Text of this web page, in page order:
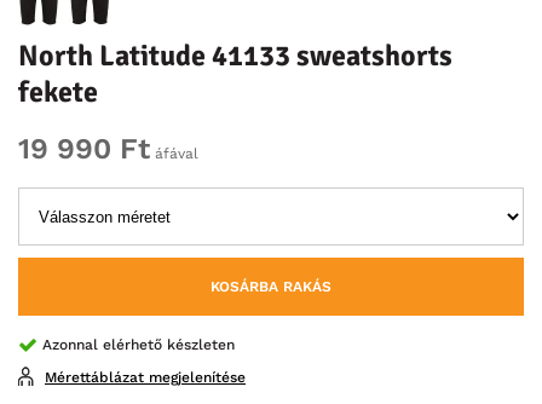
North Latitude 41133 sweatshorts
fekete
19 990 Ft áfával
KOSÁRBA RAKÁS
Azonnal elérhető készleten
Mérettáblázat megjelenítése